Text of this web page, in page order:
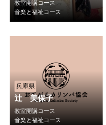
教室開講コース
音楽と福祉コース
兵庫県
辻 美保子
教室開講コース
音楽と福祉コース